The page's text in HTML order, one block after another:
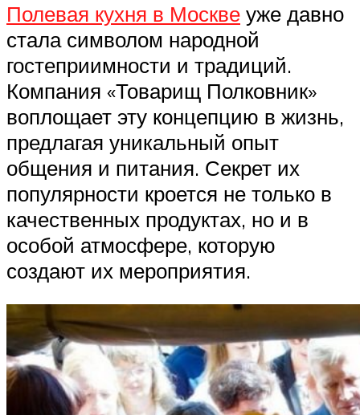
Полевая кухня в Москве уже давно
стала символом народной
гостеприимности и традиций.
Компания «Товарищ Полковник»
воплощает эту концепцию в жизнь,
предлагая уникальный опыт
общения и питания. Секрет их
популярности кроется не только в
качественных продуктах, но и в
особой атмосфере, которую
создают их мероприятия.